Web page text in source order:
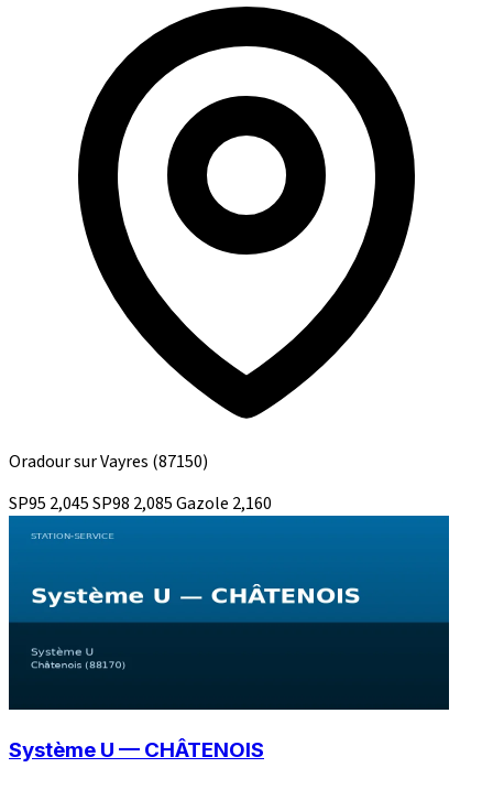
Oradour sur Vayres (87150)
SP95 2,045SP98 2,085Gazole 2,160
Système U — CHÂTENOIS